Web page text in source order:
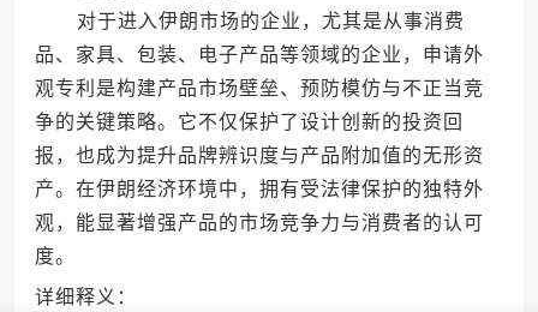
对于进入伊朗市场的企业，尤其是从事消费
品、家具、包装、电子产品等领域的企业，申请外
观专利是构建产品市场壁垒、预防模仿与不正当竞
争的关键策略。它不仅保护了设计创新的投资回
报，也成为提升品牌辨识度与产品附加值的无形资
产。在伊朗经济环境中，拥有受法律保护的独特外
观，能显著增强产品的市场竞争力与消费者的认可
度。
详细释义：